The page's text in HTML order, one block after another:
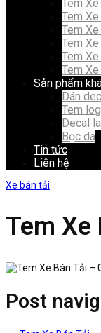
Tem
Tem
Tem
Tem
Tem
Tem
Sản phẩm
Dán
Tem
Decal
Bọc da
Tin tức
Liên hệ
Xe bán tải
Tem Xe
Post